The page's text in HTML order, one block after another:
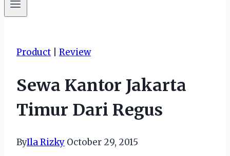
Product Review
Sewa Kantor Jakarta
Timur Dari Regus
ByIla Rizky October 29, 2015